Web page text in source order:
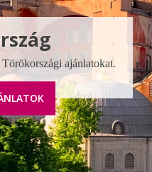
ajánlatokat.